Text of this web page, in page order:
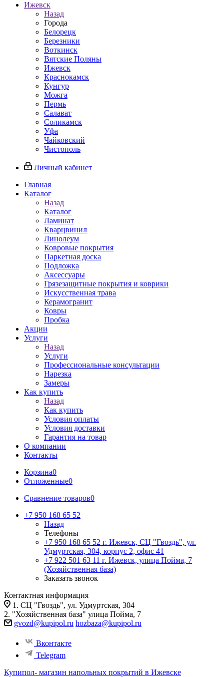
Ижевск
Назад
Города
Белорецк
Березники
Воткинск
Вятские Поляны
Ижевск
Краснокамск
Кунгур
Можга
Пермь
Салават
Соликамск
Уфа
Чайковский
Чистополь
Личный кабинет
Главная
Каталог
Назад
Каталог
Ламинат
Кварцвинил
Линолеум
Ковровые покрытия
Паркетная доска
Подложка
Аксессуары
Грязезащитные покрытия и коврики
Искусственная трава
Керамогранит
Ковры
Пробка
Акции
Услуги
Назад
Услуги
Профессиональные консультации
Нарезка
Замеры
Как купить
Назад
Как купить
Условия оплаты
Условия доставки
Гарантия на товар
О компании
Контакты
Корзина0
Отложенные0
Сравнение товаров0
+7 950 168 65 52
Назад
Телефоны
+7 950 168 65 52 г. Ижевск, СЦ "Гвоздь", ул.
Удмуртская, 304, корпус 2, офис 41
+7 922 501 63 11 г. Ижевск, улица Пойма, 7
(Хозяйственная база)
Заказать звонок
Контактная информация
1. СЦ "Гвоздь", ул. Удмуртская, 304
2. "Хозяйственная база" улица Пойма, 7
gvozd@kupipol.ru hozbaza@kupipol.ru
Вконтакте
Telegram
Купипол- магазин напольных покрытий в Ижевске